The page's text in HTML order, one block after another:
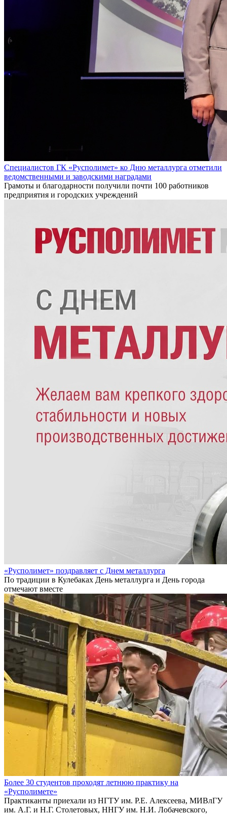
Специалистов ГК «Русполимет» ко Дню металлурга отметили
ведомственными и заводскими наградами
Грамоты и благодарности получили почти 100 работников
предприятия и городских учреждений
«Русполимет» поздравляет с Днем металлурга
По традиции в Кулебаках День металлурга и День города
отмечают вместе
Более 30 студентов проходят летнюю практику на
«Русполимете»
Практиканты приехали из НГТУ им. Р.Е. Алексеева, МИВлГУ
им. А.Г. и Н.Г. Столетовых, ННГУ им. Н.И. Лобачевского,